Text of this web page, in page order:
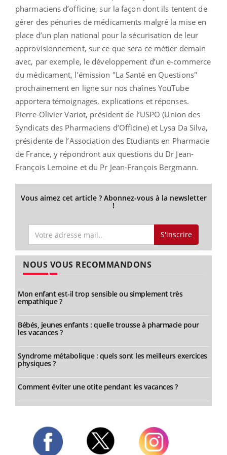
pharmaciens d’officine, sur la façon dont ils tentent de
gérer des pénuries de médicaments malgré la mise en
place d’un plan national pour la sécurisation de leur
approvisionnement, sur ce que sera ce métier demain
avec, par exemple, le développement d’un e-commerce
du médicament, l’émission "La Santé en Questions"
prochainement en ligne sur nos chaînes YouTube
apportera témoignages, explications et réponses.
Pierre-Olivier Variot, président de l’USPO (Union des
Syndicats des Pharmaciens d’Officine) et Lysa Da Silva,
présidente de l’Association des Etudiants en Pharmacie
de France, y répondront aux questions du Dr Jean-
François Lemoine et du Pr Jean-François Bergmann.
Vous aimez cet article ? Abonnez-vous à la newsletter
!
S'inscrire
NOUS VOUS RECOMMANDONS
Mon enfant est-il trop sensible ou simplement très
empathique ?
Bébés, jeunes enfants : quelle trousse à pharmacie pour
les vacances ?
Syndrome métabolique : quels sont les meilleurs exercices
physiques ?
Comment éviter une otite pendant les vacances ?